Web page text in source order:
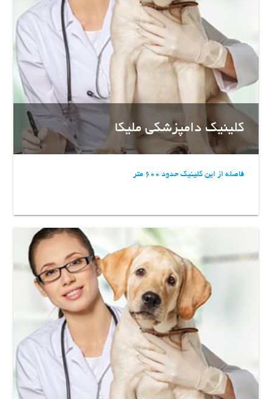
کلینیک دامپزشکی ملیکا
فاصله از این کلینیک حدود 600 متر